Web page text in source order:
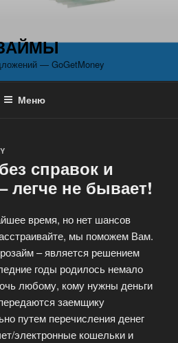
— GoGetMoney
Меню
справок и
легче не бывает!
время, но нет шансов
мы поможем Вам.
– является решением
годы родилось немало
любому, кому нужны деньги
заемщику
путем перечисления денег
электронные кошельки и